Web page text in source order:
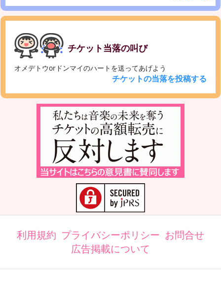
チケット当落の叫び
オメデトウorドンマイのハートを送ってあげよう
チケットの当落を投稿する
利用規約 プライバシーポリシー お問合せ
広告掲載について